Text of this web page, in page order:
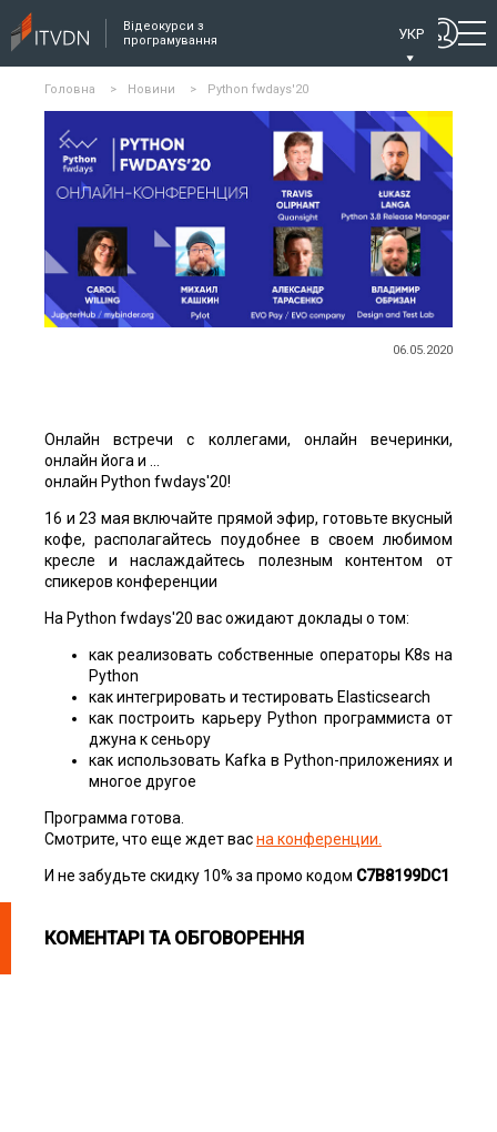
Відеокурси з
програмування
УКР
Головна > Новини > Python fwdays'20
06.05.2020
Онлайн встречи с коллегами, онлайн вечеринки,
онлайн йога и ...
онлайн Python fwdays'20!
16 и 23 мая включайте прямой эфир, готовьте вкусный
кофе, располагайтесь поудобнее в своем любимом
кресле и наслаждайтесь полезным контентом от
спикеров конференции
На Python fwdays'20 вас ожидают доклады о том:
как реализовать собственные операторы K8s на
Python
как интегрировать и тестировать Elasticsearch
как построить карьеру Python программиста от
джуна к сеньору
как использовать Kafka в Python-приложениях и
многое другое
Программа готова.
Смотрите, что еще ждет васна конференции.
И не забудьте скидку 10% за промо кодом C7B8199DC1
КОМЕНТАРІ ТА ОБГОВОРЕННЯ